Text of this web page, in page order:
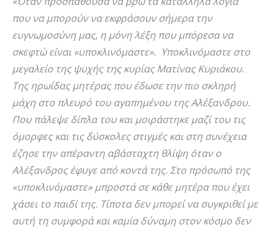
που να μπορούν να εκφράσουν σήμερα την
ευγνωμοσύνη μας, η μόνη λέξη που μπόρεσα να
σκεφτώ είναι «υποκλινόμαστε». Υποκλινόμαστε στο
μεγαλείο της ψυχής της κυρίας Ματίνας Κυριάκου.
Της ηρωίδας μητέρας που έδωσε την πιο σκληρή
μάχη στο πλευρό του αγαπημένου της Αλέξανδρου.
Που πάλεψε δίπλα του και μοιράστηκε μαζί του τις
όμορφες και τις δύσκολες στιγμές και στη συνέχεια
έζησε την απέραντη αβάσταχτη θλίψη όταν ο
Αλέξανδρος έφυγε από κοντά της. Στο πρόσωπό της
«υποκλινόμαστε» μπροστά σε κάθε μητέρα που έχει
χάσει το παιδί της. Τίποτα δεν μπορεί να συγκριθεί με
αυτή τη συμφορά και καμία δύναμη στον κόσμο δεν